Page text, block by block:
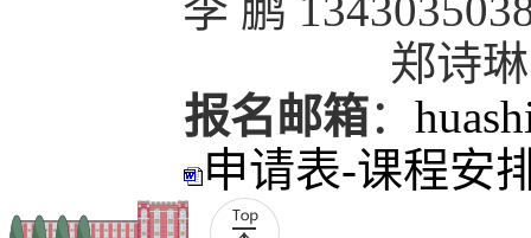
郑诗琳
报名邮箱：
申请表-课程安